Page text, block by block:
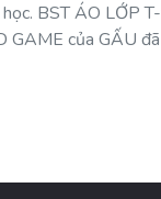
BST ÁO LỚP
GAME của GẤU